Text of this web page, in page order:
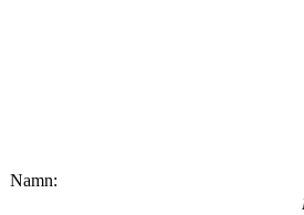
Namn: